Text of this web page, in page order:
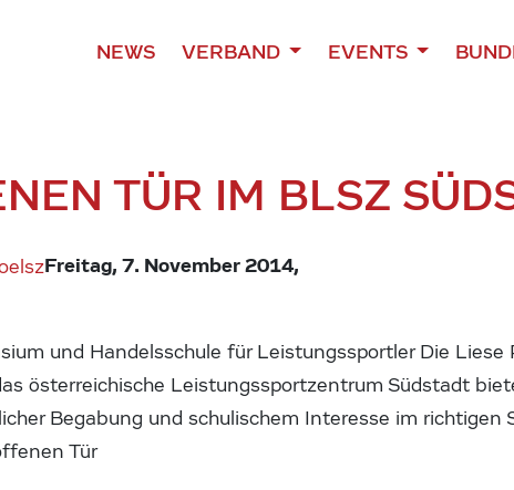
NEWS VERBAND EVENTS
TÜR IM BLSZ
Freitag, 7. November 2014,
und Handelsschule für Leistungssportler Die Liese
österreichische Leistungssportzentrum Südstadt
Begabung und schulischem Interesse im richtigen
Tür